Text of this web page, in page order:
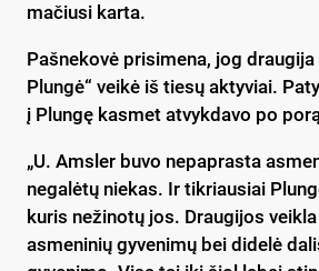
mačiusi karta.
Pašnekovė prisimena, jog draugija
Plungė“ veikė iš tiesų aktyviai.
į Plungę kasmet atvykdavo po
„U. Amsler buvo nepaprasta
negalėtų niekas. Ir tikriausiai
kuris nežinotų jos. Draugijos
asmeninių gyvenimų bei didelė